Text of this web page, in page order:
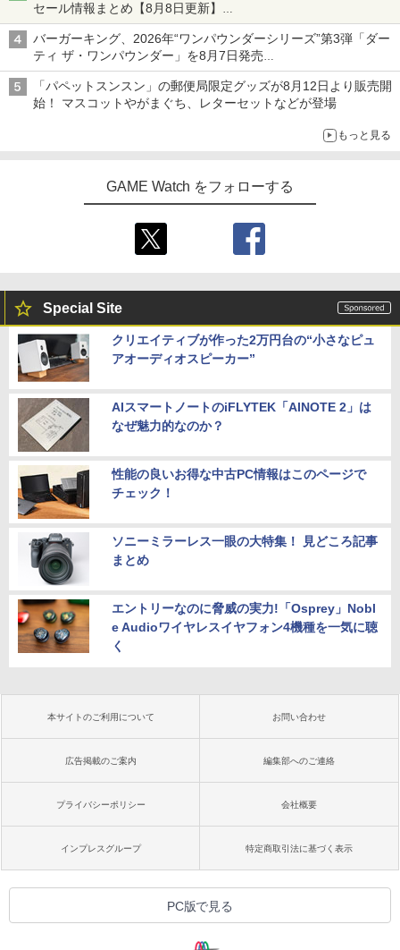
セール情報まとめ【8月8日更新】
ニンテンドーeショップでは「大神 絶景版」が67%オフで990円
バーガーキング、2026年“ワンパウンダーシリーズ”第3弾「ダー
ティ ザ・ワンパウンダー」を8月7日発売
「特製ガーリックマヨソース」を使用した超大型チーズバーガー
「パペットスンスン」の郵便局限定グッズが8月12日より販売開
始！ マスコットやがまぐち、レターセットなどが登場
もっと見る
GAME Watch をフォローする
Special Site
クリエイティブが作った2万円台の“小さなピュ
アオーディオスピーカー”
AIスマートノートのiFLYTEK「AINOTE 2」は
なぜ魅力的なのか？
性能の良いお得な中古PC情報はこのページで
チェック！
ソニーミラーレス一眼の大特集！ 見どころ記事
まとめ
エントリーなのに脅威の実力!「Osprey」Nobl
e Audioワイヤレスイヤフォン4機種を一気に聴
く
本サイトのご利用について お問い合わせ
広告掲載のご案内 編集部へのご連絡
プライバシーポリシー 会社概要
インプレスグループ 特定商取引法に基づく表示
PC版で見る